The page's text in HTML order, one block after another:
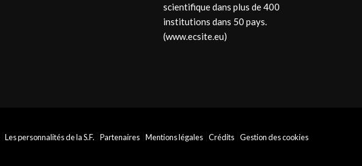
scientifique dans plus de 400
institutions dans 50 pays.
(www.ecsite.eu)
Les personnalités de la S.F. Partenaires Mentions légales Crédits Gestion des cookies